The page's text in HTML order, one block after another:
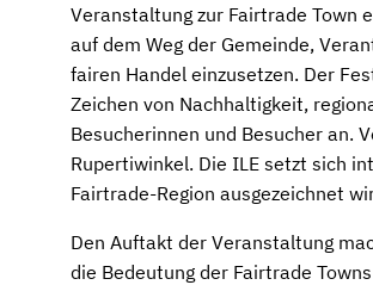
Veranstaltung zur Fairtrade Town
auf dem Weg der Gemeinde,
fairen Handel einzusetzen. Der
Zeichen von Nachhaltigkeit,
Besucherinnen und Besucher an.
Rupertiwinkel. Die ILE setzt sich
Fairtrade-Region ausgezeichnet
Den Auftakt der Veranstaltung
die Bedeutung der Fairtrade